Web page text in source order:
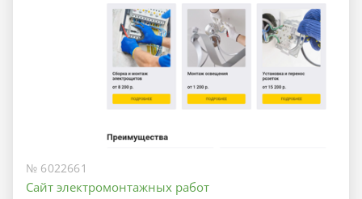
№ 6022661
Сайт электромонтажных работ